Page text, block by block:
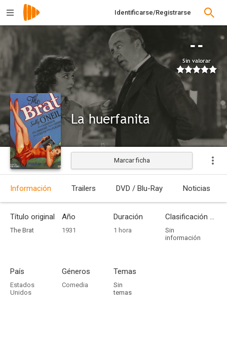
Identificarse/Registrarse
--
Sin valorar
La huerfanita
Estrenada
Marcar ficha
Información Trailers DVD / Blu-Ray Noticias
Título original
The Brat
Año
1931
Duración
1 hora
Clasificación por edades
Sin
información
País
Estados
Unidos
Géneros
Comedia
Temas
Sin
temas